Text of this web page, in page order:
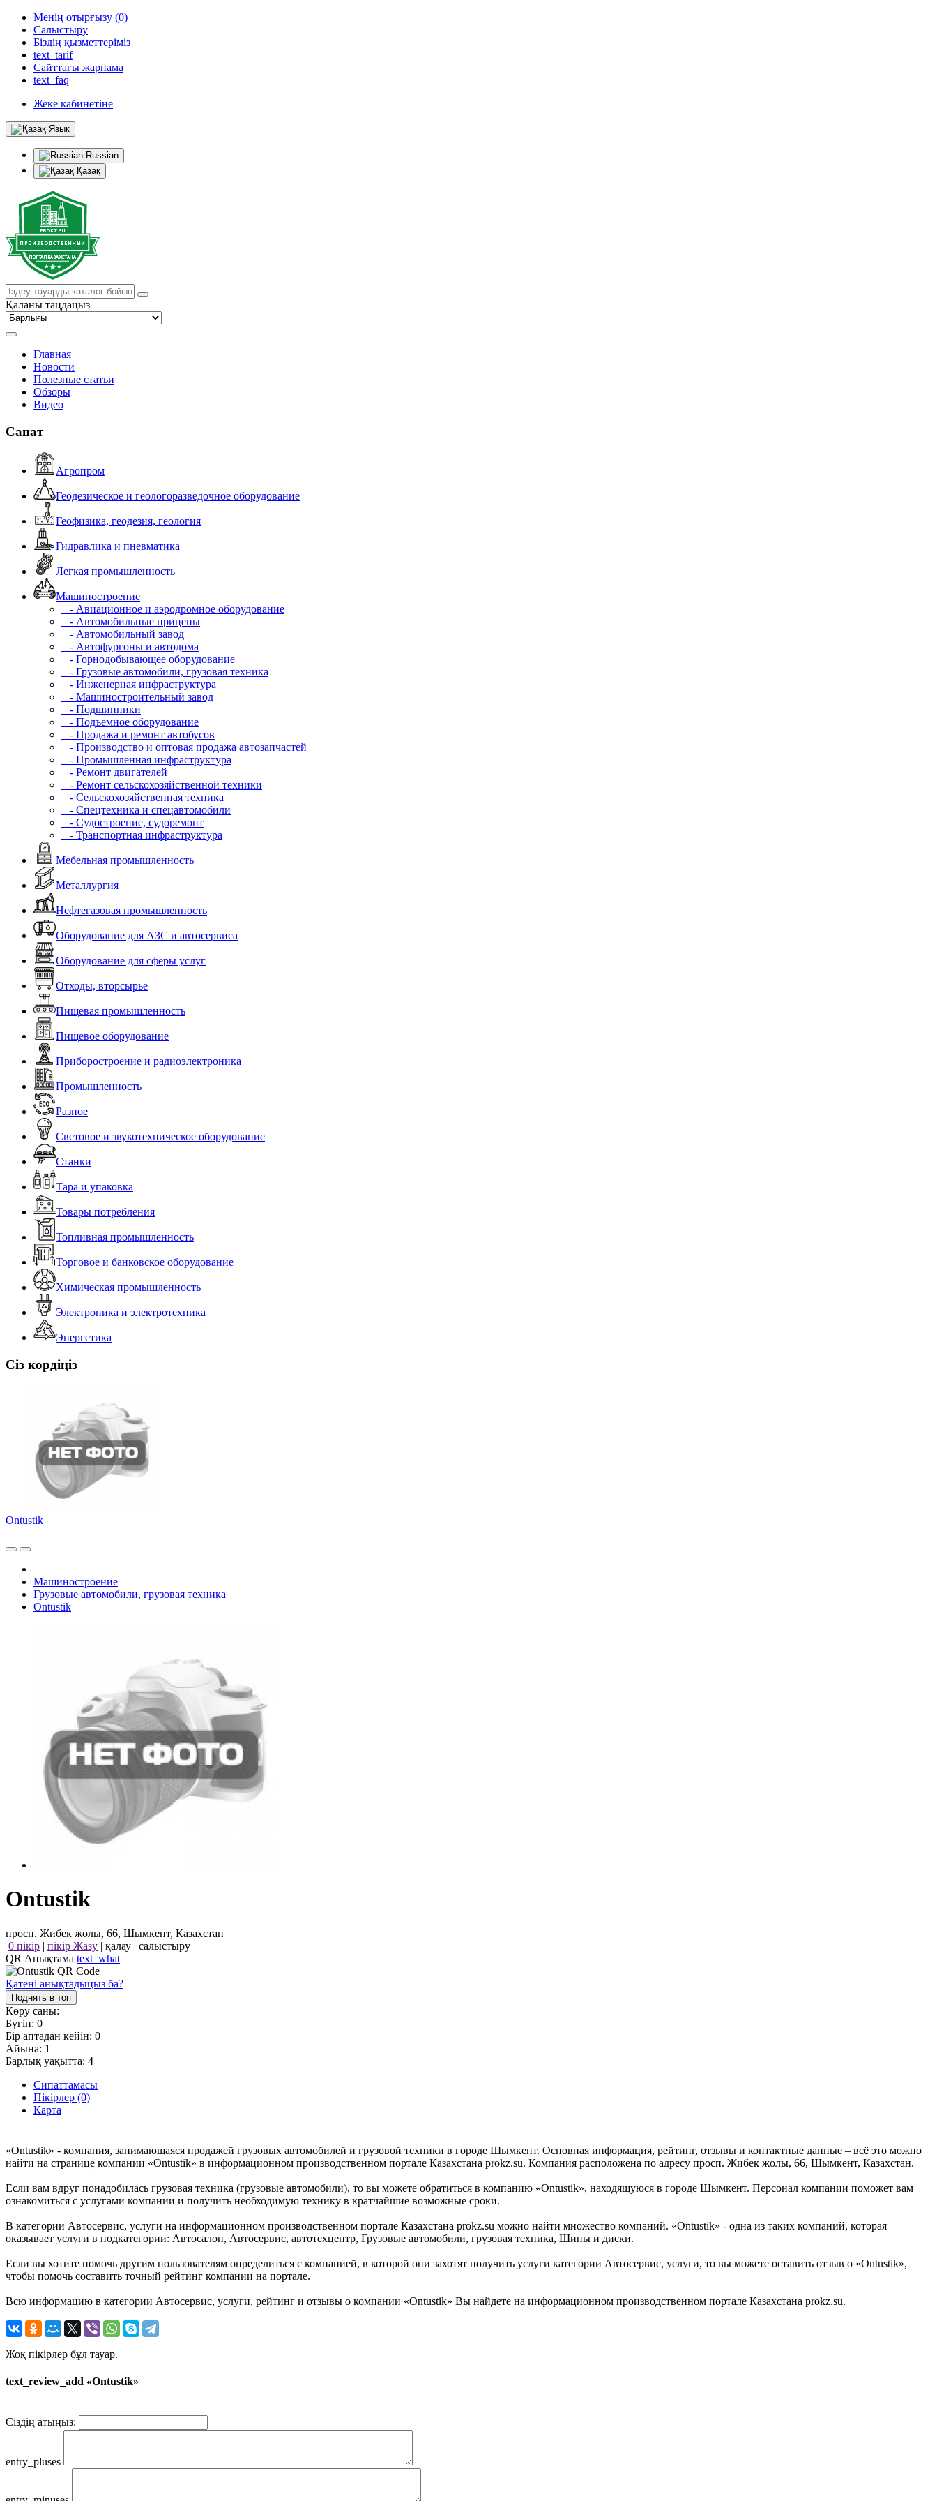
Менің отырғызу (0)
Салыстыру
Біздің қызметтеріміз
text_tarif
Сайттағы жарнама
text_faq
Жеке кабинетіне
Язык
Russian
Қазақ
Қаланы таңдаңыз
Главная
Новости
Полезные статьи
Обзоры
Видео
Санат
Агропром
Геодезическое и геологоразведочное оборудование
Геофизика, геодезия, геология
Гидравлика и пневматика
Легкая промышленность
Машиностроение
- Авиационное и аэродромное оборудование
- Автомобильные прицепы
- Автомобильный завод
- Автофургоны и автодома
- Горнодобывающее оборудование
- Грузовые автомобили, грузовая техника
- Инженерная инфраструктура
- Машиностроительный завод
- Подшипники
- Подъемное оборудование
- Продажа и ремонт автобусов
- Производство и оптовая продажа автозапчастей
- Промышленная инфраструктура
- Ремонт двигателей
- Ремонт сельскохозяйственной техники
- Сельскохозяйственная техника
- Спецтехника и спецавтомобили
- Судостроение, судоремонт
- Транспортная инфраструктура
Мебельная промышленность
Металлургия
Нефтегазовая промышленность
Оборудование для АЗС и автосервиса
Оборудование для сферы услуг
Отходы, вторсырье
Пищевая промышленность
Пищевое оборудование
Приборостроение и радиоэлектроника
Промышленность
Разное
Световое и звукотехническое оборудование
Станки
Тара и упаковка
Товары потребления
Топливная промышленность
Торговое и банковское оборудование
Химическая промышленность
Электроника и электротехника
Энергетика
Сіз көрдіңіз
Ontustik
Машиностроение
Грузовые автомобили, грузовая техника
Ontustik
Ontustik
просп. Жибек жолы, 66, Шымкент, Казахстан
0 пікір | пікір Жазу | қалау | салыстыру
QR Анықтама text_what
Қатені анықтадыңыз ба?
Поднять в топ
Көру саны:
Бүгін: 0
Бір аптадан кейін: 0
Айына: 1
Барлық уақытта: 4
Сипаттамасы
Пікірлер (0)
Карта
«Ontustik» - компания, занимающаяся продажей грузовых автомобилей и грузовой техники в городе Шымкент. Основная информация, рейтинг, отзывы и контактные данные – всё это можно
найти на странице компании «Ontustik» в информационном производственном портале Казахстана prokz.su. Компания расположена по адресу просп. Жибек жолы, 66, Шымкент, Казахстан.
Если вам вдруг понадобилась грузовая техника (грузовые автомобили), то вы можете обратиться в компанию «Ontustik», находящуюся в городе Шымкент. Персонал компании поможет вам
ознакомиться с услугами компании и получить необходимую технику в кратчайшие возможные сроки.
В категории Автосервис, услуги на информационном производственном портале Казахстана prokz.su можно найти множество компаний. «Ontustik» - одна из таких компаний, которая
оказывает услуги в подкатегории: Автосалон, Автосервис, автотехцентр, Грузовые автомобили, грузовая техника, Шины и диски.
Если вы хотите помочь другим пользователям определиться с компанией, в которой они захотят получить услуги категории Автосервис, услуги, то вы можете оставить отзыв о «Ontustik»,
чтобы помочь составить точный рейтинг компании на портале.
Всю информацию в категории Автосервис, услуги, рейтинг и отзывы о компании «Ontustik» Вы найдете на информационном производственном портале Казахстана prokz.su.
Жоқ пікірлер бұл тауар.
text_review_add «Ontustik»
Сіздің атыңыз:
entry_pluses